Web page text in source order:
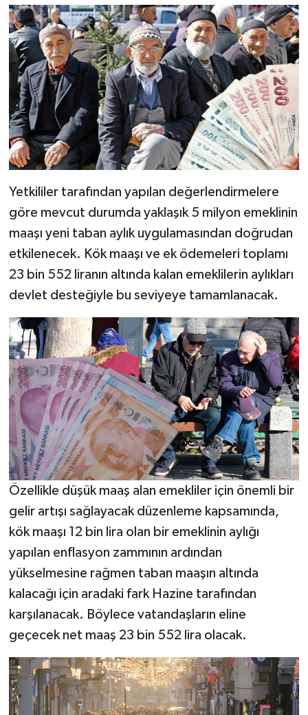
Yetkililer tarafından yapılan değerlendirmelere
göre mevcut durumda yaklaşık 5 milyon emeklinin
maaşı yeni taban aylık uygulamasından doğrudan
etkilenecek. Kök maaşı ve ek ödemeleri toplamı
23 bin 552 liranın altında kalan emeklilerin aylıkları
devlet desteğiyle bu seviyeye tamamlanacak.
Özellikle düşük maaş alan emekliler için önemli bir
gelir artışı sağlayacak düzenleme kapsamında,
kök maaşı 12 bin lira olan bir emeklinin aylığı
yapılan enflasyon zammının ardından
yükselmesine rağmen taban maaşın altında
kalacağı için aradaki fark Hazine tarafından
karşılanacak. Böylece vatandaşların eline
geçecek net maaş 23 bin 552 lira olacak.